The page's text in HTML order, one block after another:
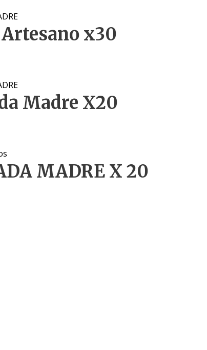
x30
Madre X20
MADRE X 20